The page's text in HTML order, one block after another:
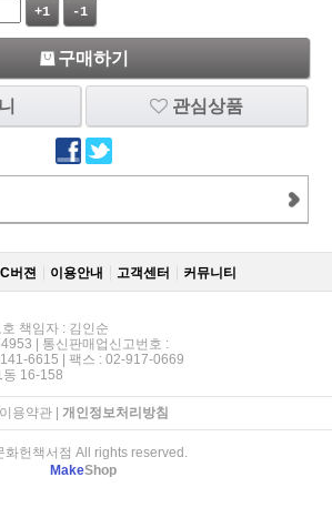
+1 -1
구매하기
관심상품
버젼 이용안내 고객센터 커뮤니티
책임자 : 김인순
| 통신판매업신고번호 :
6615 | 팩스 : 02-917-0669
동 16-158
이용약관| 개인정보처리방침
헌책서점 All rights reserved.
MakeShop